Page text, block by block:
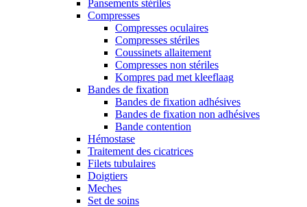
Pansements stériles
Compresses
Compresses oculaires
Compresses stériles
Coussinets allaitement
Compresses non stériles
Kompres pad met kleeflaag
Bandes de fixation
Bandes de fixation adhésives
Bandes de fixation non adhésives
Bande contention
Hémostase
Traitement des cicatrices
Filets tubulaires
Doigtiers
Meches
Set de soins